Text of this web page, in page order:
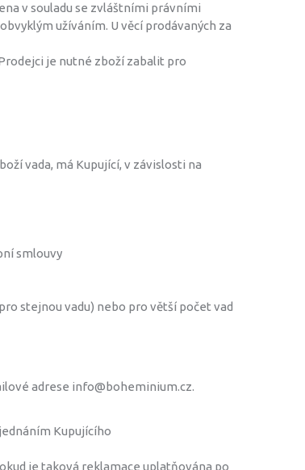
v souladu se zvláštními právními
užíváním. U věcí prodávaných za
je nutné zboží zabalit pro
vada, má Kupující, v závislosti na
smlouvy
stejnou vadu) nebo pro větší počet vad
adrese info@boheminium.cz.
Kupujícího
je taková reklamace uplatňována po